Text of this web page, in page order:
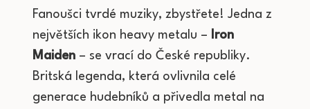
Fanoušci tvrdé muziky, zbystřete! Jedna z
největších ikon heavy metalu –
Iron
Maiden – se vrací do České republiky.
Britská legenda, která ovlivnila celé
generace hudebníků a přivedla metal na